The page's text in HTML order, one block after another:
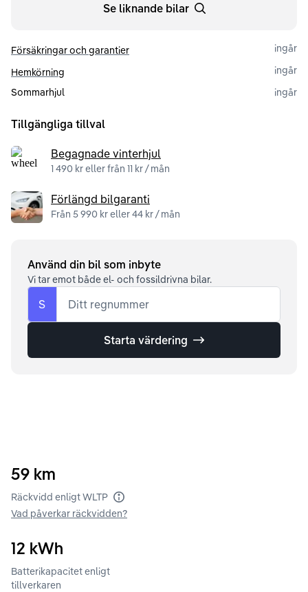
Se liknande bilar
Försäkringar och garantier
ingår
Hemkörning
ingår
Sommarhjul
ingår
Tillgängliga tillval
Begagnade vinterhjul
1 490 kr eller från 11 kr / mån
Förlängd bilgaranti
Från 5 990 kr eller 44 kr / mån
Använd din bil som inbyte
Vi tar emot både el- och fossildrivna bilar.
S Ditt regnummer
Starta värdering
59 km
Räckvidd enligt WLTP
Vad påverkar räckvidden?
12 kWh
Batterikapacitet enligt
tillverkaren